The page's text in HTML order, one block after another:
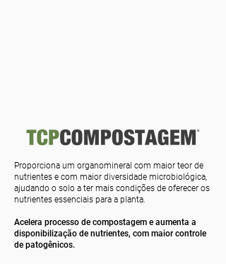
Proporciona um organomineral com maior teor de
nutrientes e com maior diversidade microbiológica,
ajudando o solo a ter mais condições de oferecer os
nutrientes essenciais para a planta.
Acelera processo de compostagem e aumenta a
disponibilização de nutrientes, com maior controle
de patogênicos.